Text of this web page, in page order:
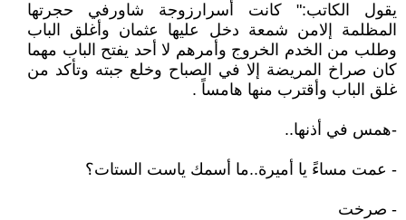
يقول الكاتب:" كانت أسرارزوجة شاورفي حجرتها
المظلمة إلامن شمعة دخل عليها عثمان وأغلق الباب
وطلب من الخدم الخروج وأمرهم لا أحد يفتح الباب مهما
كان صراخ المريضة إلا في الصباح وخلع جبته وتأكد من
غلق الباب وأقترب منها هامساً .
-همس في أذنها..
- عمت مساءً يا أميرة..ما أسمك ياست الستات؟
- صرخت